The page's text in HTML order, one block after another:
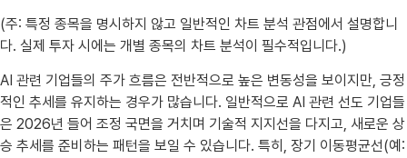
(주: 특정 종목을 명시하지 않고 일반적인 차트 분석 관점에서 설명합니
다. 실제 투자 시에는 개별 종목의 차트 분석이 필수적입니다.)
AI 관련 기업들의 주가 흐름은 전반적으로 높은 변동성을 보이지만, 긍정
적인 추세를 유지하는 경우가 많습니다. 일반적으로 AI 관련 선도 기업들
은 2026년 들어 조정 국면을 거치며 기술적 지지선을 다지고, 새로운 상
승 추세를 준비하는 패턴을 보일 수 있습니다. 특히, 장기 이동평균선(예: